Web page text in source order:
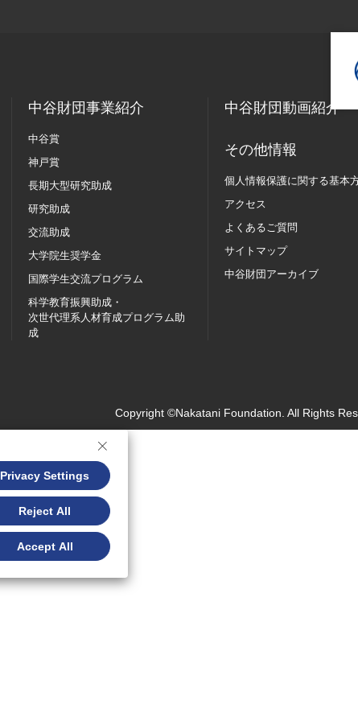
中谷財団事業紹介
中谷賞
神戸賞
長期大型研究助成
研究助成
交流助成
大学院生奨学金
国際学生交流プログラム
科学教育振興助成・
次世代理系人材育成プログラム助
成
中谷財団動画紹介
その他情報
個人情報保護に関する基本
アクセス
よくあるご質問
サイトマップ
中谷財団アーカイブ
Copyright ©Nakatani Foundation. All Rights
Privacy Settings
Reject All
Accept All